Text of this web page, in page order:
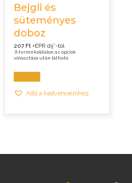
Bejgli és
süteményes
doboz
207 Ft+EPR díj*-tól
*A termékoldalon az opciók
választása után látható
Opciók
Add a kedvenceimhez